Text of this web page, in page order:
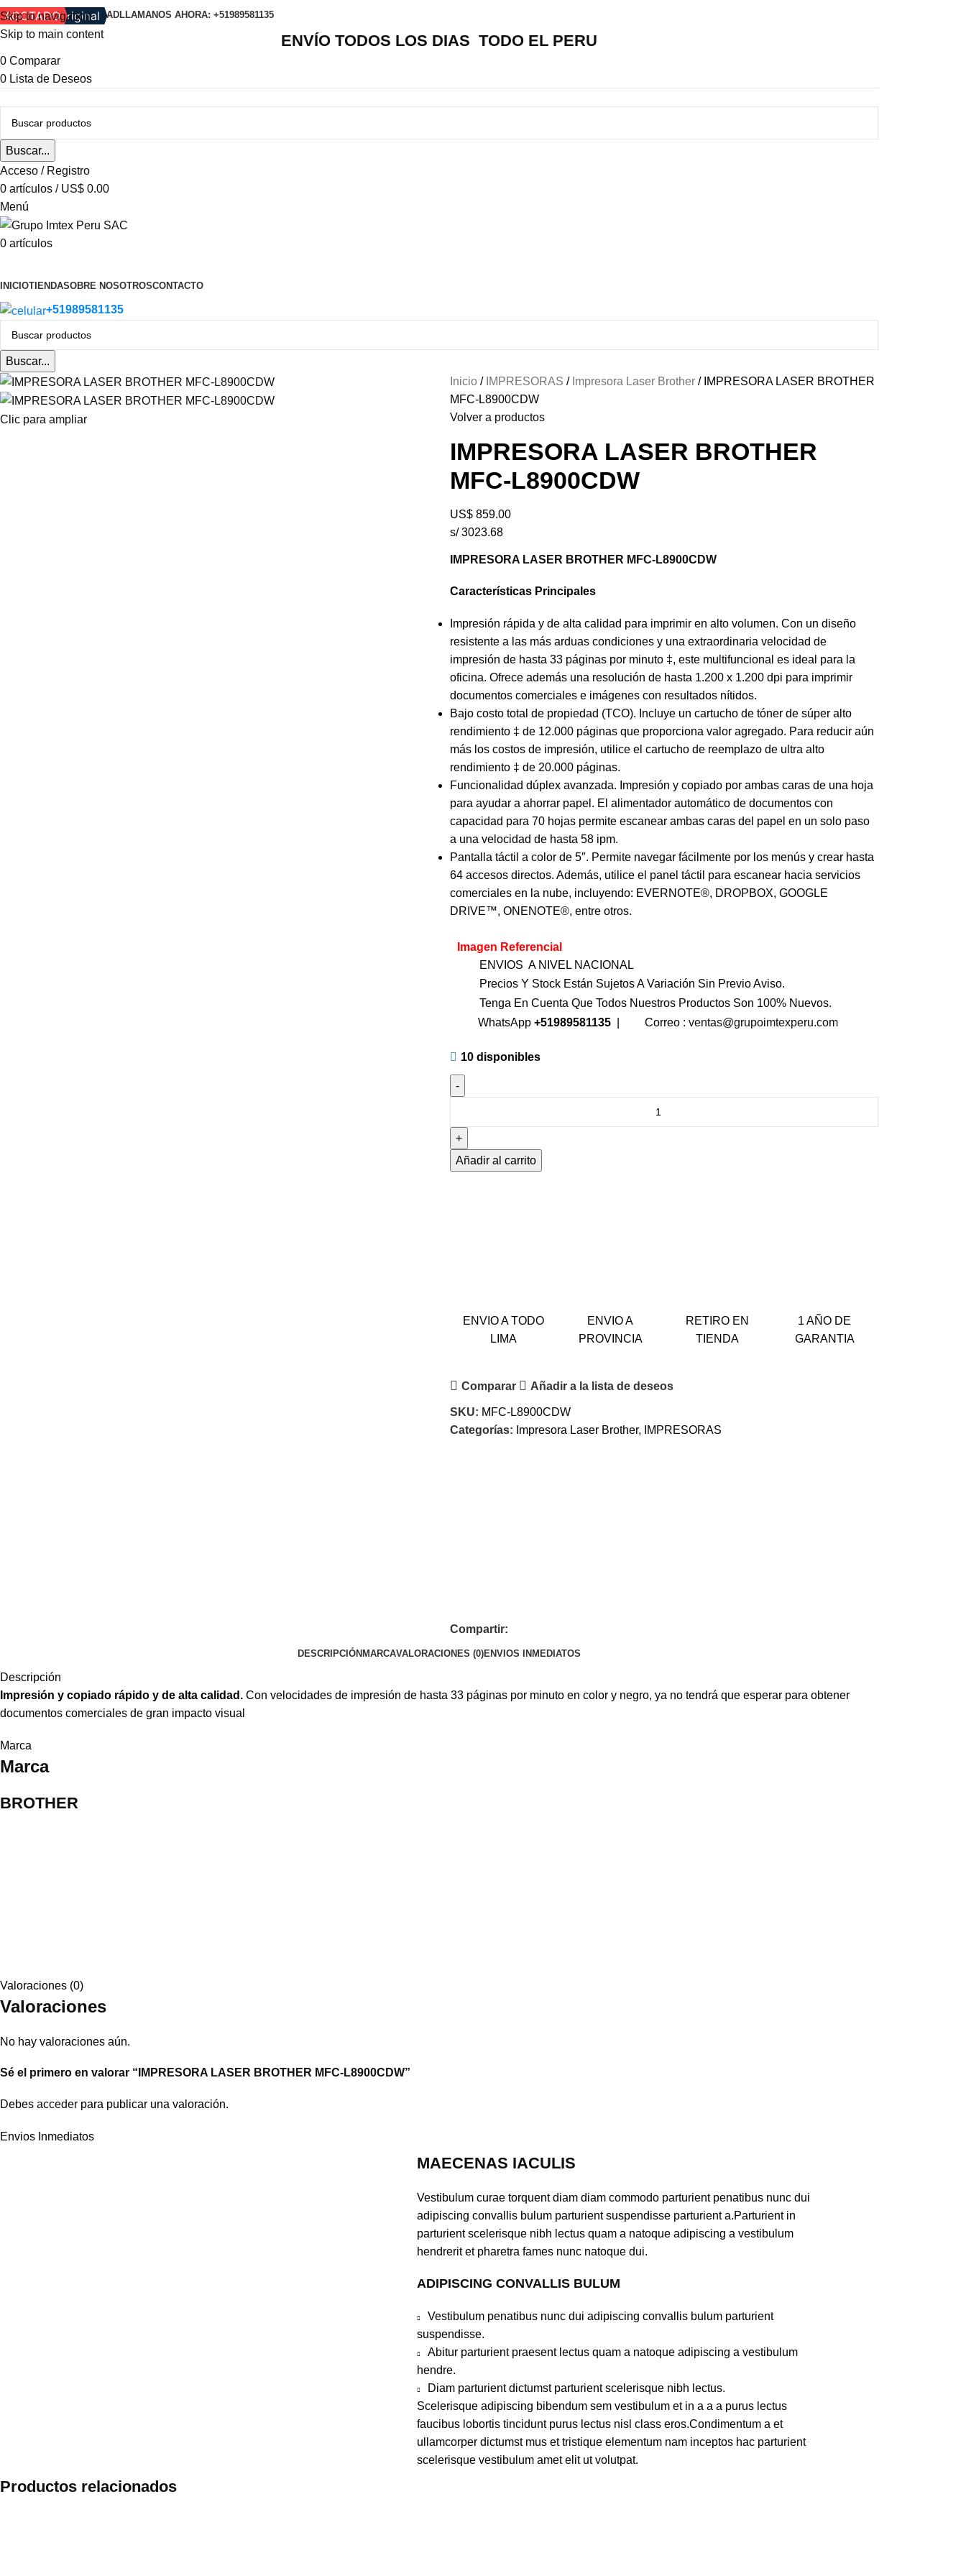
Skip to navigation
Skip to main content
POLITICA DE PRIVACIDADLLAMANOS AHORA: +51989581135
ENVÍO TODOS LOS DIAS TODO EL PERU
0 Comparar
0 Lista de Deseos
Buscar...
Acceso / Registro
0 artículos / US$ 0.00
Menú
0 artículos
INICIOTIENDASOBRE NOSOTROSCONTACTO
+51989581135
Buscar...
Producto Original
Clic para ampliar
Inicio IMPRESORAS Impresora Laser Brother
IMPRESORA LASER BROTHER
MFC-L8900CDW
Volver a productos
IMPRESORA LASER BROTHER
MFC-L8900CDW
US$859.00
s/ 3023.68
IMPRESORA LASER BROTHER MFC-L8900CDW
Características Principales
Impresión rápida y de alta calidad para imprimir en alto volumen. Con un diseño
resistente a las más arduas condiciones y una extraordinaria velocidad de
impresión de hasta 33 páginas por minuto ‡, este multifuncional es ideal para la
oficina. Ofrece además una resolución de hasta 1.200 x 1.200 dpi para imprimir
documentos comerciales e imágenes con resultados nítidos.
Bajo costo total de propiedad (TCO). Incluye un cartucho de tóner de súper alto
rendimiento ‡ de 12.000 páginas que proporciona valor agregado. Para reducir aún
más los costos de impresión, utilice el cartucho de reemplazo de ultra alto
rendimiento ‡ de 20.000 páginas.
Funcionalidad dúplex avanzada. Impresión y copiado por ambas caras de una hoja
para ayudar a ahorrar papel. El alimentador automático de documentos con
capacidad para 70 hojas permite escanear ambas caras del papel en un solo paso
a una velocidad de hasta 58 ipm.
Pantalla táctil a color de 5″. Permite navegar fácilmente por los menús y crear hasta
64 accesos directos. Además, utilice el panel táctil para escanear hacia servicios
comerciales en la nube, incluyendo: EVERNOTE®, DROPBOX, GOOGLE
DRIVE™, ONENOTE®, entre otros.
Imagen Referencial
ENVIOS A NIVEL NACIONAL
Precios Y Stock Están Sujetos A Variación Sin Previo Aviso.
Tenga En Cuenta Que Todos Nuestros Productos Son 100% Nuevos.
WhatsApp +51989581135 Correo : ventas@grupoimtexperu.com
10 disponibles
Añadir al carrito
ENVIO A TODO
LIMA
ENVIO A
PROVINCIA
RETIRO EN
TIENDA
1 AÑO DE
GARANTIA
Comparar Añadir a la lista de deseos
SKU: MFC-L8900CDW
Categorías: Impresora Laser Brother, IMPRESORAS
Compartir:
DESCRIPCIÓNMARCAVALORACIONES (0)ENVIOS INMEDIATOS
Descripción
Impresión y copiado rápido y de alta calidad. Con velocidades de impresión de hasta 33 páginas por minuto en color y negro, ya no tendrá que esperar para obtener
documentos comerciales de gran impacto visual
Marca
Marca
BROTHER
Valoraciones (0)
Valoraciones
No hay valoraciones aún.
Sé el primero en valorar “IMPRESORA LASER BROTHER MFC-L8900CDW”
Debes acceder para publicar una valoración.
Envios Inmediatos
MAECENAS IACULIS
Vestibulum curae torquent diam diam commodo parturient penatibus nunc dui
adipiscing convallis bulum parturient suspendisse parturient a.Parturient in
parturient scelerisque nibh lectus quam a natoque adipiscing a vestibulum
hendrerit et pharetra fames nunc natoque dui.
ADIPISCING CONVALLIS BULUM
Vestibulum penatibus nunc dui adipiscing convallis bulum parturient
suspendisse.
Abitur parturient praesent lectus quam a natoque adipiscing a vestibulum
hendre.
Diam parturient dictumst parturient scelerisque nibh lectus.
Scelerisque adipiscing bibendum sem vestibulum et in a a a purus lectus
faucibus lobortis tincidunt purus lectus nisl class eros.Condimentum a et
ullamcorper dictumst mus et tristique elementum nam inceptos hac parturient
scelerisque vestibulum amet elit ut volutpat.
Productos relacionados
Producto Original
En Oferta
En Oferta
En Oferta
AGOTADO
Producto Original
Producto Original
AGOTADO